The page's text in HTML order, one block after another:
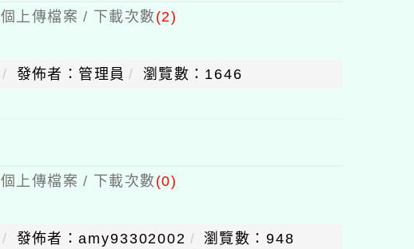
個上傳檔案 / 下載次數(2)
發佈者：管理員 瀏覽數：1646
個上傳檔案 / 下載次數(0)
發佈者：amy93302002 瀏覽數：948